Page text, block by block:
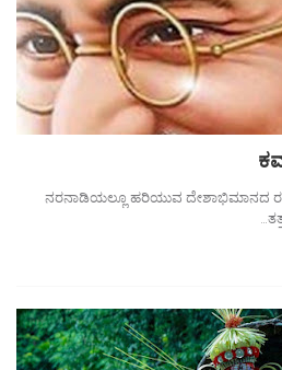
ನರನಾಡಿಯಲ್ಲೂ ಹರಿಯುವ ದೇಶಾಭಿಮಾನದ